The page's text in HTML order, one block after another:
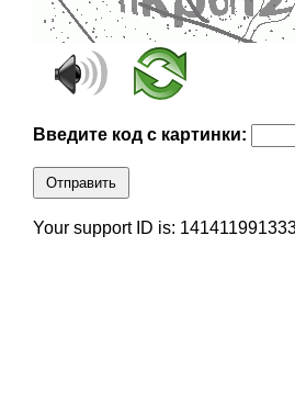
Введите код с картинки:
Отправить
Your support ID is: